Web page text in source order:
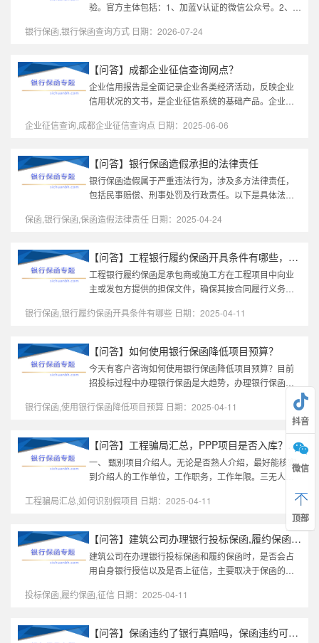
验。官方主体包括：1、加蓝V认证的微信公众号。2、已
为网站，网站查询最好核验网...
银行保函,银行保函查询方式 日期：2026-07-24
【问答】成都企业征信查询网点？
企业信用报告是全面记录企业各类经济活动，反映企业
信用状况的文书，是企业征信系统的基础产品。企业信
其信用状况的其他信息，全面...
企业征信查询,成都企业征信查询点 日期：2025-06-06
【问答】银行保函造假承担的法律责任
银行保函造假属于严重违法行为，涉及多方法律责任，
包括民事赔偿、刑事处罚及行政责任。以下是具体法律
1165条（侵权责任）：行为人...
保函,银行保函,保函造假法律责任 日期：2025-04-24
【问答】工程银行履约保函开具条件有哪些，无法开具的原因有哪些...
工程银行履约保函是承包商或施工方在工程项目中向业
主或发包方提供的担保文件，确保其按合同履行义务。
行履约保函的开具条件企业资...
银行保函,银行履约保函开具条件有哪些 日期：2025-04-11
【问答】如何使用银行保函降低项目预算？
今天有客户咨询如何使用银行保函降低项目预算？目前
招投标过程中办理银行保函是大趋势，办理银行保函过
保函多为工程项目或者采购项...
银行保函,使用银行保函降低项目预算 日期：2025-04-11
【问答】工程骗局汇总，PPP项目是否入库？教您如何识别假项目!
一、 甄别项目介绍人。无论是否熟人介绍，最好能核实
到介绍人的工作单位，工作职务，工作年限。三无人
员，不可靠。二、辨别真假项目。1、正规项目通过企业
官网能查询到项目信息，央企...
工程骗局汇总,如何识别假项目 日期：2025-04-11
【问答】建筑公司办理银行投标保函,履约保函是否占用自身银行授信...
建筑公司在办理银行投标保函和履约保函时，是否会占
用自身银行授信以及是否上征信，主要取决于保函的开
用银行授信？占用授信的情况...
投标保函,履约保函,征信 日期：2025-04-11
【问答】保函违约了银行真赔吗，保函违约可以从任何账户扣钱吗
抖音
微信
顶部